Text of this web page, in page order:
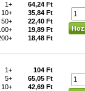
1+
64,24 Ft
10+
35,84 Ft
50+
22,40 Ft
19,89 Ft
18,48 Ft
1+
104 Ft
5+
65,05 Ft
10+
42,69 Ft